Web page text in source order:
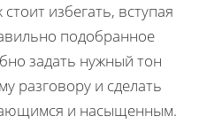
избегать, вступая
подобранное
задать нужный тон
разговору и сделать
и насыщенным.